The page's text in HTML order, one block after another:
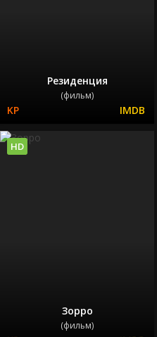
Резиденция
(фильм)
Зорро
(фильм)
HD